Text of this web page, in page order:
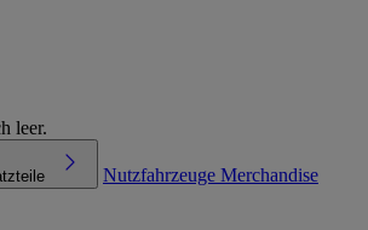
leer.
Nutzfahrzeuge Merchandise